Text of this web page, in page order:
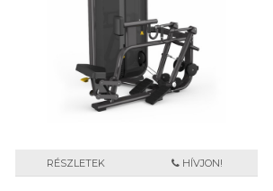
RÉSZLETEK HÍVJON!